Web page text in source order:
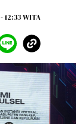
- 12:33 WITA